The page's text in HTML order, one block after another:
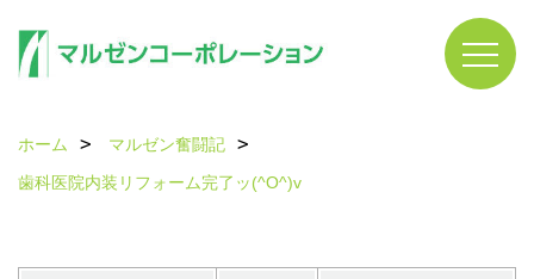
ホーム
マルゼン奮闘記
歯科医院内装リフォーム完了ッ(^O^)v